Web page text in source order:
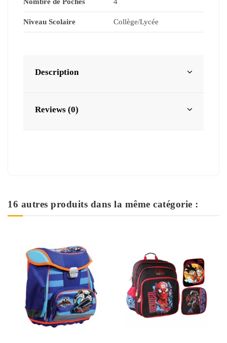
Nombre de Poches 4
Niveau Scolaire Collège/Lycée
Description
Reviews (0)
16 autres produits dans la même catégorie :